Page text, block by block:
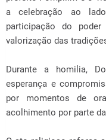
a celebração ao
participação do
valorização das
Durante a homilia,
esperança e
por momentos de
acolhimento por parte